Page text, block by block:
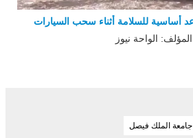
المؤلف: الواحة نيوز
جامعة الملك فيصل